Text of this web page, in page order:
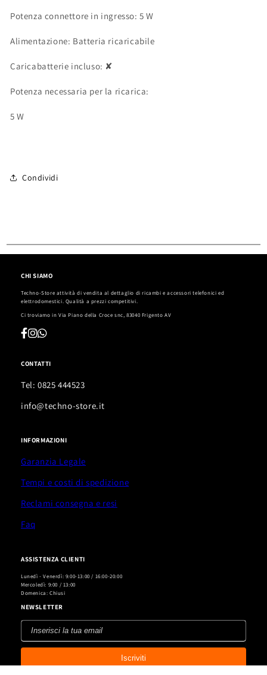
Potenza connettore in ingresso: 5 W
Alimentazione: Batteria ricaricabile
Caricabatterie incluso: ✘
Potenza necessaria per la ricarica:
5 W
Condividi
CHI SIAMO
Techno-Store attività di vendita al dettaglio di ricambi e accessori telefonici ed
elettrodomestici. Qualità a prezzi competitivi.
Ci troviamo in Via Piano della Croce snc, 83040 Frigento AV
CONTATTI
Tel: 0825 444523
info@techno-store.it
INFORMAZIONI
Garanzia Legale
Tempi e costi di spedizione
Reclami consegna e resi
Faq
ASSISTENZA CLIENTI
Lunedì - Venerdì: 9:00-13:00 / 16:00-20:00
Mercoledì: 9:00 / 13:00
Domenica: Chiusi
NEWSLETTER
Inserisci
la
Iscriviti